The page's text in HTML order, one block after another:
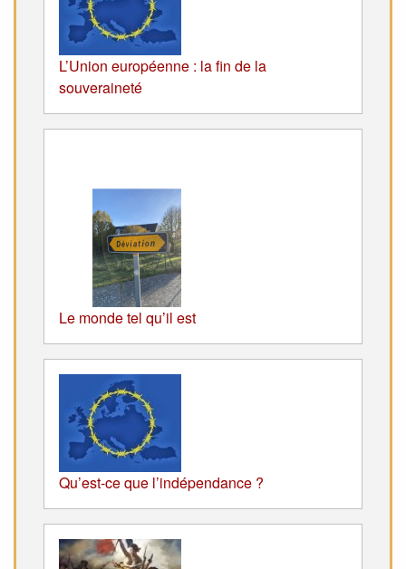
L’Union européenne : la fin de la
souveraineté
Le monde tel qu’il est
Qu’est-ce que l’indépendance ?